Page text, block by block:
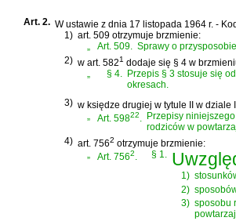
Art. 2. Wustawie z dnia 17 listopada 1964 r. -
1) art. 509 otrzymuje brzmienie:
„
Art. 509. Sprawy o
2) w art. 5821 dodaje się § 4 w
§ 4.
Przepis § 3 stosuje się
okresach.
3) w księdze drugiej w tytule II w
„
Art. 59822. Przepisy
rodziców w
4) art. 7562 otrzymuje brzmienie:
„
Art. 7562. § 1.
1)
2)
3) sposobu